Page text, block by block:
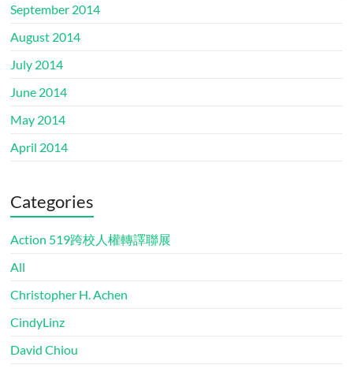
September 2014
August 2014
July 2014
June 2014
May 2014
April 2014
Categories
Action 519跨校人權轉譯聯展
All
Christopher H. Achen
CindyLinz
David Chiou